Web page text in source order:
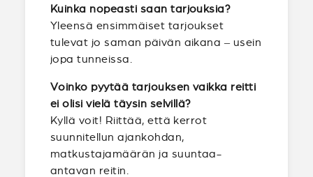
Kuinka nopeasti saan tarjouksia?
Yleensä ensimmäiset tarjoukset
tulevat jo saman päivän aikana – usein
jopa tunneissa.
Voinko pyytää tarjouksen vaikka reitti
ei olisi vielä täysin selvillä?
Kyllä voit! Riittää, että kerrot
suunnitellun ajankohdan,
matkustajamäärän ja suuntaa-
antavan reitin.